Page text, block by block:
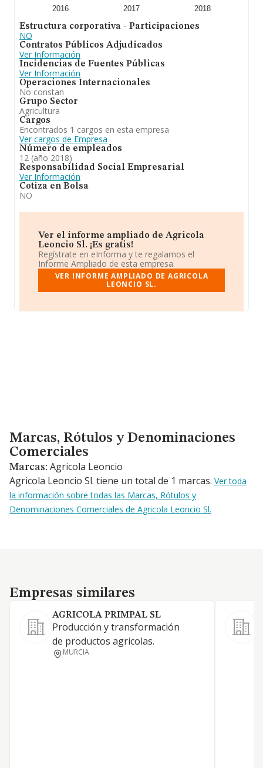
2016 2017 2018
Estructura corporativa - Participaciones
NO
Contratos Públicos Adjudicados
Ver Información
Incidencias de Fuentes Públicas
Ver Información
Operaciones Internacionales
No constan
Grupo Sector
Agricultura
Cargos
Encontrados 1 cargos en esta empresa
Ver cargos de Empresa
Número de empleados
12 (año 2018)
Responsabilidad Social Empresarial
Ver Información
Cotiza en Bolsa
NO
Ver el informe ampliado de Agricola
Leoncio Sl. ¡Es gratis!
Regístrate en eInforma y te regalamos el
Informe Ampliado de esta empresa.
VER INFORME AMPLIADO DE AGRICOLA
LEONCIO SL.
Marcas, Rótulos y Denominaciones Comerciales
Marcas, Rótulos y Denominaciones
Comerciales
Marcas: Agricola Leoncio
Agricola Leoncio Sl. tiene un total de 1 marcas. Ver toda
la información sobre todas las Marcas, Rótulos y
Denominaciones Comerciales de Agricola Leoncio Sl.
Empresas similares
Empresas similares
AGRICOLA PRIMPAL SL
Producción y transformación
de productos agricolas.
MURCIA